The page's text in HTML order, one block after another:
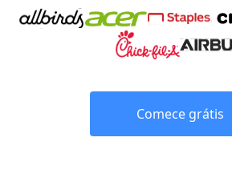
Comece grátis